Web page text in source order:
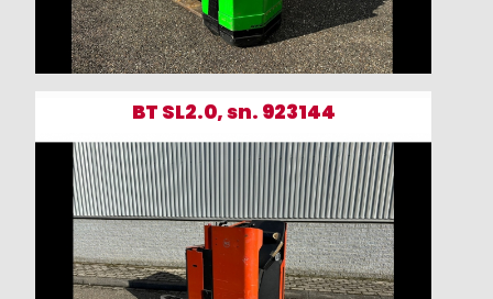
BT SL2.0, sn. 923144